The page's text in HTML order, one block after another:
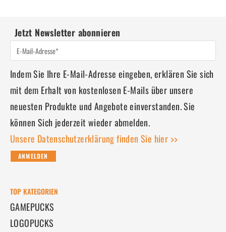
Jetzt Newsletter abonnieren
Indem Sie Ihre E-Mail-Adresse eingeben, erklären Sie sich
mit dem Erhalt von kostenlosen E-Mails über unsere
neuesten Produkte und Angebote einverstanden. Sie
können Sich jederzeit wieder abmelden.
Unsere Datenschutzerklärung finden Sie hier >>
ANMELDEN
TOP KATEGORIEN
GAMEPUCKS
LOGOPUCKS